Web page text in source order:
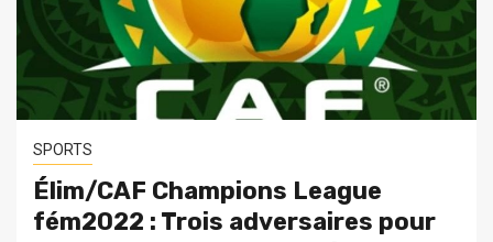
SPORTS
Élim/CAF Champions League
fém2022 : Trois adversaires pour